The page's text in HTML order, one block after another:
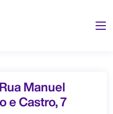
Manuel
e Castro, 7